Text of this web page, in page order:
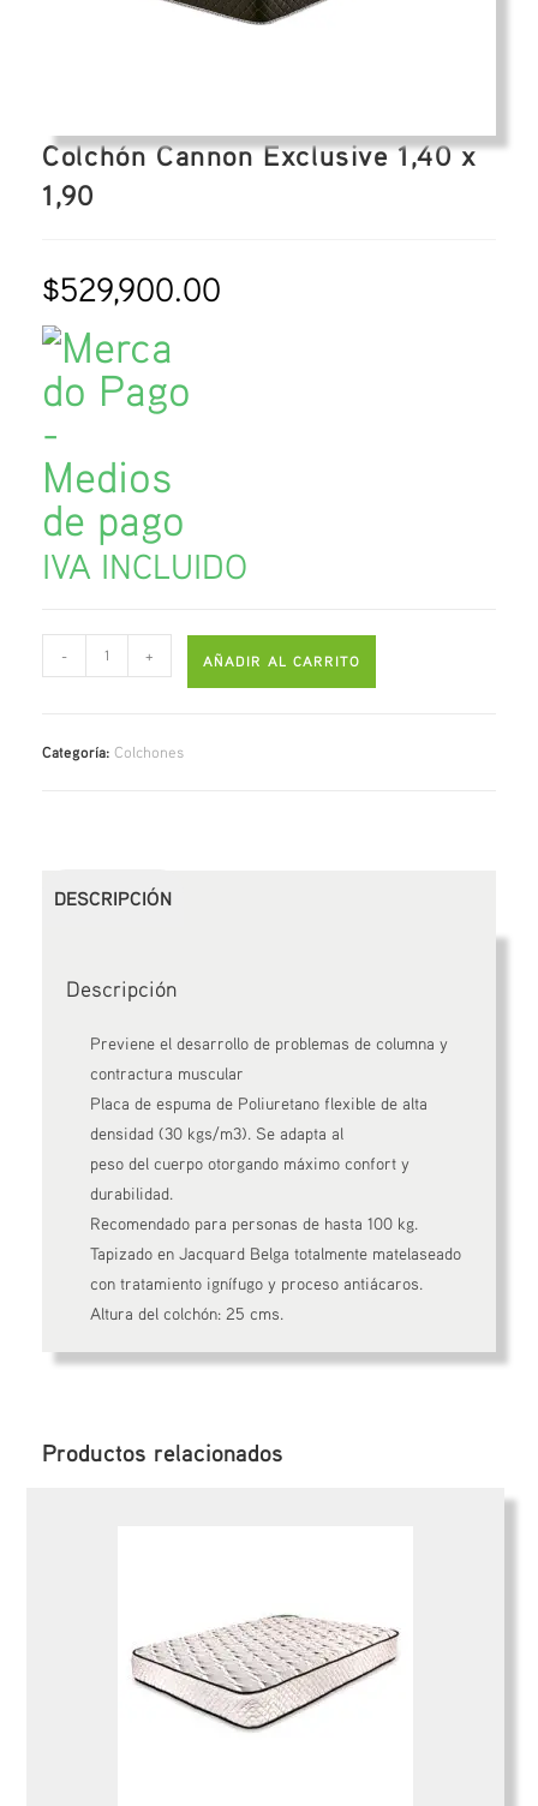
Colchón Cannon Exclusive 1,40 x
1,90
$529,900.00
IVA INCLUIDO
- + AÑADIR AL CARRITO
Categoría:Colchones
DESCRIPCIÓN
Descripción
Previene el desarrollo de problemas de columna y
contractura muscular
Placa de espuma de Poliuretano flexible de alta
densidad (30 kgs/m3). Se adapta al
peso del cuerpo otorgando máximo confort y
durabilidad.
Recomendado para personas de hasta 100 kg.
Tapizado en Jacquard Belga totalmente matelaseado
con tratamiento ignífugo y proceso antiácaros.
Altura del colchón: 25 cms.
Productos relacionados